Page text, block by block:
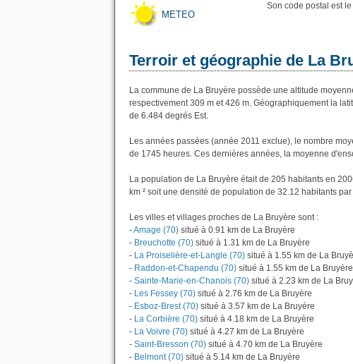
METEO
Son code postal est
Terroir et géographie de La
La commune de La Bruyère possède une altitude
respectivement 309 m et 426 m. Géographiquement la
de 6.484 degrés Est.
Les années passées (année 2011 exclue), le nombre
de 1745 heures. Ces dernières années, la moyenne
La population de La Bruyère était de 205 habitants en
km ² soit une densité de population de 32.12 habitants par
Les villes et villages proches de La Bruyère sont :
-Amage (70) situé à 0.91 km de La Bruyère
- Breuchotte (70) situé à 1.31 km de La Bruyère
- La Proiselière-et-Langle (70) situé à 1.55 km de La
- Raddon-et-Chapendu (70) situé à 1.55 km de La Bruyère
- Sainte-Marie-en-Chanois (70) situé à 2.23 km de La
- Les Fessey (70) situé à 2.76 km de La Bruyère
- Esboz-Brest (70) situé à 3.57 km de La Bruyère
- La Corbière (70) situé à 4.18 km de La Bruyère
- La Voivre (70) situé à 4.27 km de La Bruyère
- Saint-Bresson (70) situé à 4.70 km de La Bruyère
- Belmont (70) situé à 5.14 km de La Bruyère